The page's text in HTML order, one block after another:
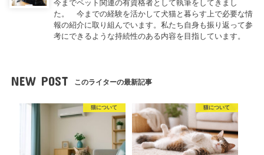
今までペット関連の有資格者として執筆をしてきまし
た。 今までの経験を活かして犬猫と暮らす上で必要な情
報の紹介に取り組んでいます。私たち自身も振り返って参
考にできるような持続性のある内容を目指しています。
NEW POST このライターの最新記事
猫について 猫について